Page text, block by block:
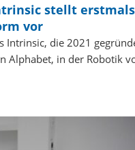
stellt erstmals
vor
Intrinsic, die 2021
Alphabet, in der Robotik